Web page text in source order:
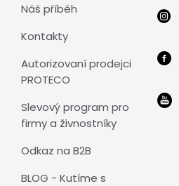
Náš příběh
Kontakty
Autorizovaní prodejci
PROTECO
Slevový program pro
firmy a živnostníky
Odkaz na B2B
BLOG - Kutíme s